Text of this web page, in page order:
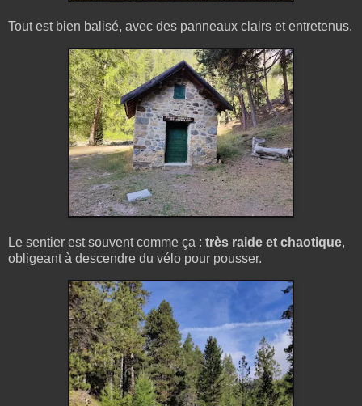
Tout est bien balisé, avec des panneaux clairs et entretenus.
Le sentier est souvent comme ça : très raide et chaotique,
obligeant à descendre du vélo pour pousser.